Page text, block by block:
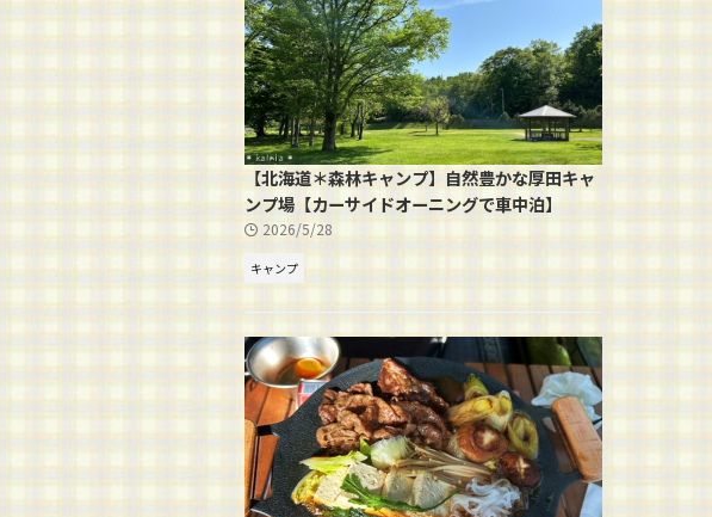
【北海道＊森林キャンプ】自然豊かな厚田キャ
ンプ場【カーサイドオーニングで車中泊】
2026/5/28
キャンプ